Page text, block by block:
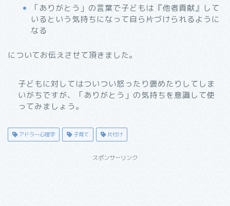
「ありがとう」の言葉で子どもは『他者貢献』して
いるという気持ちになって自ら片づけられるように
なる
についてお伝えさせて頂きました。
子どもに対してはついつい怒ったり褒めたりしてしま
いがちですが、「ありがとう」の気持ちを意識して使
ってみましょう。
アドラー心理学 子育て 片付け
スポンサーリンク